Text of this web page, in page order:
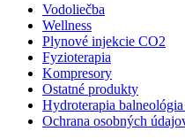
Vodoliečba
Wellness
Plynové injekcie CO2
Fyzioterapia
Kompresory
Ostatné produkty
Hydroterapia
Ochrana osobných